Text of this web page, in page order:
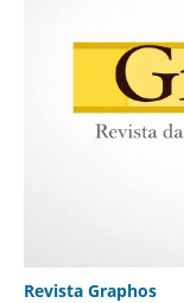
Revista Graphos